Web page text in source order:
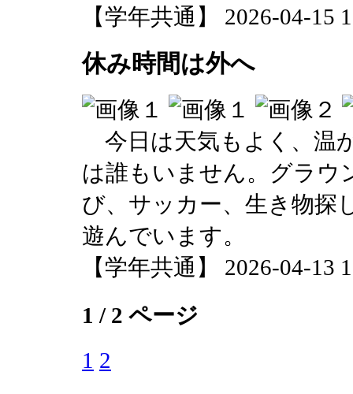
【学年共通】 2026-04-15
休み時間は外へ
今日は天気もよく、温
は誰もいません。グラウ
び、サッカー、生き物探
遊んでいます。
【学年共通】 2026-04-13
1 / 2 ページ
1 2